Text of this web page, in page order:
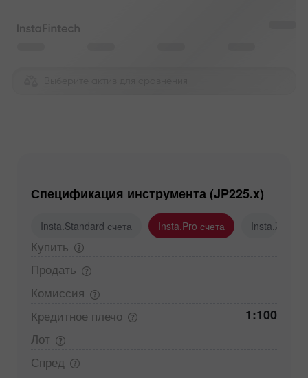
Спецификация инструмента (JP225.x)
Insta.Standard счета Insta.Pro счета Insta.Zero
Купить
Продать
Комиссия
Кредитное плечо 1:100
Лот
Спред